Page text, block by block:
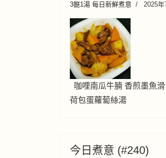
3餸1湯 每日新鮮煮意 2025年
咖哩南瓜牛腩 香煎墨魚
荷包蛋蘿蔔絲湯
今日煮意 (#240)